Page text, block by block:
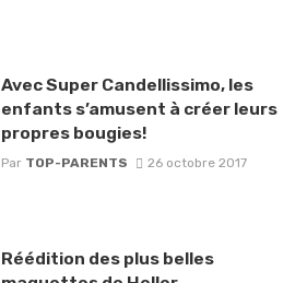
Avec Super Candellissimo, les
enfants s’amusent à créer leurs
propres bougies!
Par TOP-PARENTS 26 octobre 2017
Réédition des plus belles